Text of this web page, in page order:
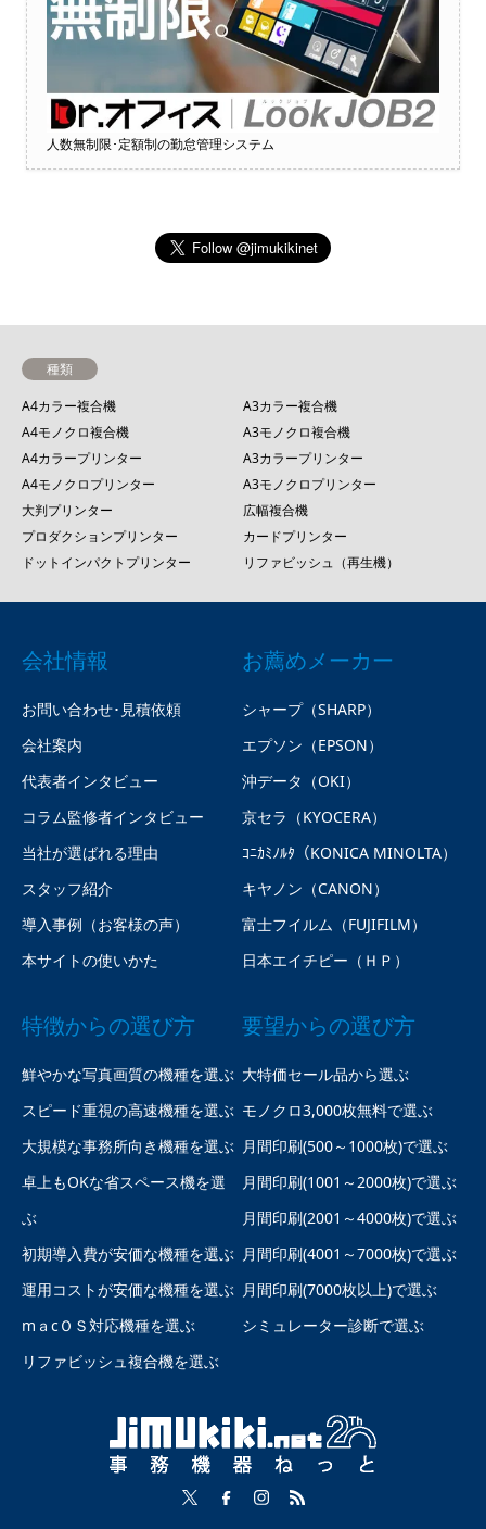
人数無制限･定額制の勤怠管理システム
種類
A4カラー複合機
A3カラー複合機
A4モノクロ複合機
A3モノクロ複合機
A4カラープリンター
A3カラープリンター
A4モノクロプリンター
A3モノクロプリンター
大判プリンター
広幅複合機
プロダクションプリンター
カードプリンター
ドットインパクトプリンター
リファビッシュ（再生機）
会社情報
お問い合わせ･見積依頼
会社案内
代表者インタビュー
コラム監修者インタビュー
当社が選ばれる理由
スタッフ紹介
導入事例（お客様の声）
本サイトの使いかた
お薦めメーカー
シャープ（SHARP）
エプソン（EPSON）
沖データ（OKI）
京セラ（KYOCERA）
ｺﾆｶﾐﾉﾙﾀ（KONICA MINOLTA）
キヤノン（CANON）
富士フイルム（FUJIFILM）
日本エイチピー（ＨＰ）
特徴からの選び方
鮮やかな写真画質の機種を選ぶ
スピード重視の高速機種を選ぶ
大規模な事務所向き機種を選ぶ
卓上もOKな省スペース機を選
ぶ
初期導入費が安価な機種を選ぶ
運用コストが安価な機種を選ぶ
mａcＯＳ対応機種を選ぶ
リファビッシュ複合機を選ぶ
要望からの選び方
大特価セール品から選ぶ
モノクロ3,000枚無料で選ぶ
月間印刷(500～1000枚)で選ぶ
月間印刷(1001～2000枚)で選ぶ
月間印刷(2001～4000枚)で選ぶ
月間印刷(4001～7000枚)で選ぶ
月間印刷(7000枚以上)で選ぶ
シミュレーター診断で選ぶ